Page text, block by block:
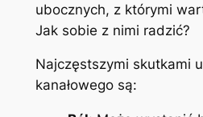
ubocznych, z ‌którymi
Jak sobie z nimi radzić?
Najczęstszymi⁢ skutkami
kanałowego są: